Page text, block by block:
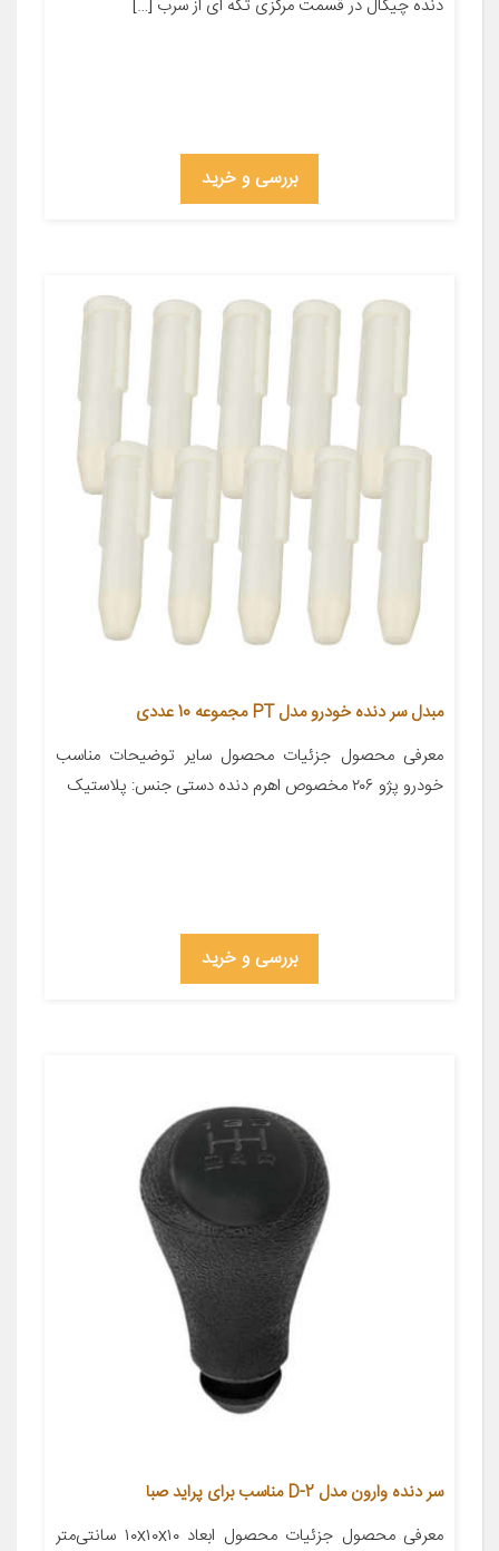
دنده چیکال در قسمت مرکزی تکه ای از سرب […]
بررسی و خرید
مبدل سر دنده خودرو مدل PT مجموعه 10 عددی
معرفی محصول جزئیات محصول سایر توضیحات مناسب
خودرو پژو ۲۰۶ مخصوص اهرم دنده دستی جنس: پلاستیک
بررسی و خرید
سر دنده وارون مدل D-2 مناسب برای پراید صبا
معرفی محصول جزئیات محصول ابعاد ۱۰x۱۰x۱۰ سانتی‌متر